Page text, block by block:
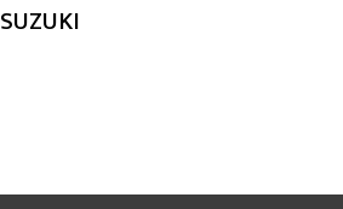
SUZUKI